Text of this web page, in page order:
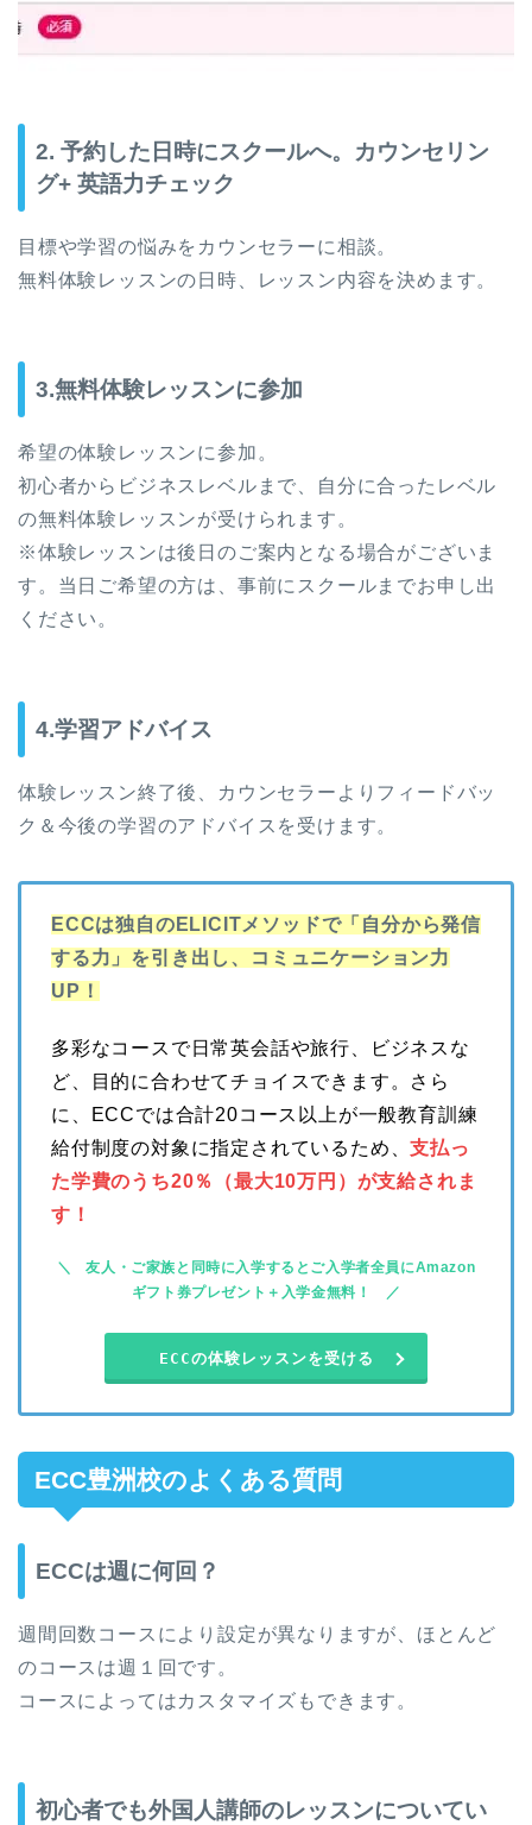
2. 予約した日時にスクールへ。カウンセリン
グ+ 英語力チェック
目標や学習の悩みをカウンセラーに相談。
無料体験レッスンの日時、レッスン内容を決めます。
3.無料体験レッスンに参加
希望の体験レッスンに参加。
初心者からビジネスレベルまで、自分に合ったレベル
の無料体験レッスンが受けられます。
※体験レッスンは後日のご案内となる場合がございま
す。当日ご希望の方は、事前にスクールまでお申し出
ください。
4.学習アドバイス
体験レッスン終了後、カウンセラーよりフィードバッ
ク＆今後の学習のアドバイスを受けます。
ECCは独自のELICITメソッドで「自分から発信
する力」を引き出し、コミュニケーション力
UP！
多彩なコースで日常英会話や旅行、ビジネスな
ど、目的に合わせてチョイスできます。さら
に、ECCでは合計20コース以上が一般教育訓練
給付制度の対象に指定されているため、支払っ
た学費のうち20％（最大10万円）が支給されま
す！
友人・ご家族と同時に入学するとご入学者全員にAmazon
ギフト券プレゼント＋入学金無料！
ECCの体験レッスンを受ける
ECC豊洲校のよくある質問
ECCは週に何回？
週間回数コースにより設定が異なりますが、ほとんど
のコースは週１回です。
コースによってはカスタマイズもできます。
初心者でも外国人講師のレッスンについてい